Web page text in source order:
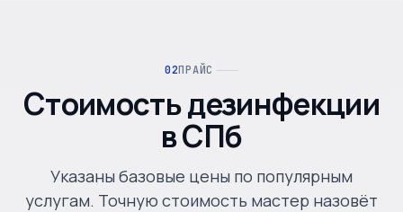
ПРАЙС
Стоимость дезинфекции
в СПб
Указаны базовые цены по популярным
услугам. Точную стоимость мастер назовёт